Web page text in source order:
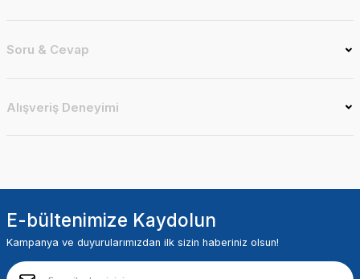
Soru & Cevap
Alışveriş Deneyimi
E-bültenimize Kaydolun
Kampanya ve duyurularımızdan ilk sizin haberiniz olsun!